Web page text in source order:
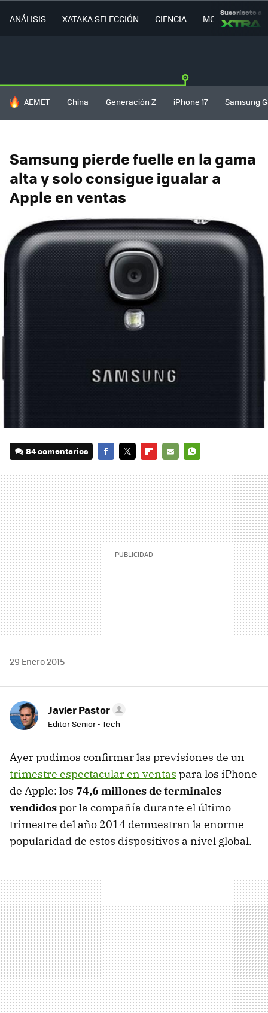
ANÁLISIS XATAKA SELECCIÓN CIENCIA MOVILIDAD
Suscríbete a
HOY SE HABLA DE
AEMET China Generación Z iPhone 17 Samsung
Samsung pierde fuelle en la gama
alta y solo consigue igualar a
Apple en ventas
84 comentarios
MAIL
29 Enero 2015
Javier Pastor
Editor Senior - Tech
Ayer pudimos confirmar las previsiones de un
trimestre espectacular en ventas para los iPhone
de Apple: los 74,6 millones de terminales
vendidospor la compañía durante el último
trimestre del año 2014 demuestran la enorme
popularidad de estos dispositivos a nivel global.